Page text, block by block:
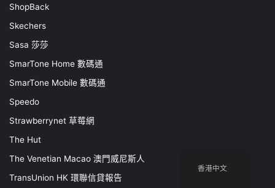
ShopBack
Skechers
Sasa 莎莎
SmarTone Home 數碼通
SmarTone Mobile 數碼通
Speedo
Strawberrynet 草莓網
The Hut
The Venetian Macao 澳門威尼斯人
TransUnion HK 環聯信貸報告
香港中文